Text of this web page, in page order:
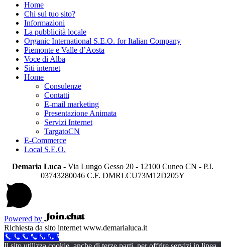
Home
Chi sul tuo sito?
Informazioni
La pubblicità locale
Organic International S.E.O. for Italian Company
Piemonte e Valle d’Aosta
Voce di Alba
Siti internet
Home
Consulenze
Contatti
E-mail marketing
Presentazione Animata
Servizi Internet
TargatoCN
E-Commerce
Local S.E.O.
Demaria Luca - Via Lungo Gesso 20 - 12100 Cuneo CN - P.I.
03743280046 C.F. DMRLCU73M12D205Y
Powered by
Richiesta da sito internet www.demarialuca.it
Call Now Button